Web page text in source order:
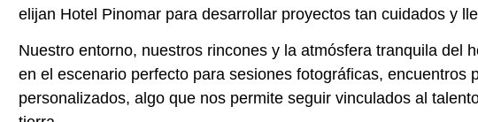
elijan Hotel Pinomar para desarrollar proyectos tan cuidados y
Nuestro entorno, nuestros rincones y la atmósfera tranquila del
en el escenario perfecto para sesiones fotográficas, encuentros
personalizados, algo que nos permite seguir vinculados al